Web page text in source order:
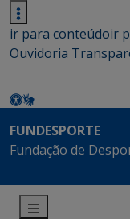
ir para conteúdoir
Ouvidoria
FUNDESPORTE
Fundação de